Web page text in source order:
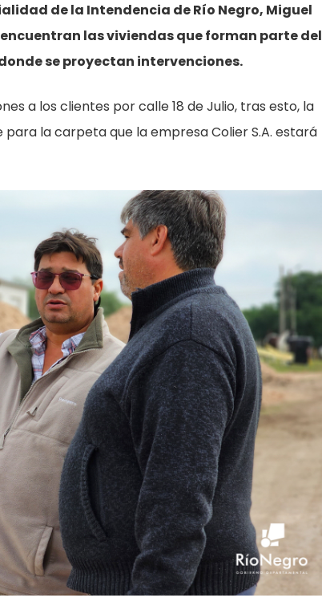
de la Intendencia de Río Negro, Miguel
las viviendas que forman parte del
se proyectan intervenciones.
a los clientes por calle 18 de Julio, tras esto, la
la carpeta que la empresa Colier S.A. estará